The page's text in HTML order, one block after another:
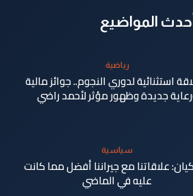
المواضيع
رياضية
استثنائية لدوري النجوم.. جوائز مالية
جديدة وظهور مؤثر لأحمد راضي
سياسية
علاقاتنا مع جيراننا أفضل مما كانت
عليه في الماضي